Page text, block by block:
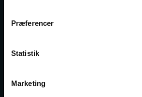
Præferencer
Statistik
Marketing